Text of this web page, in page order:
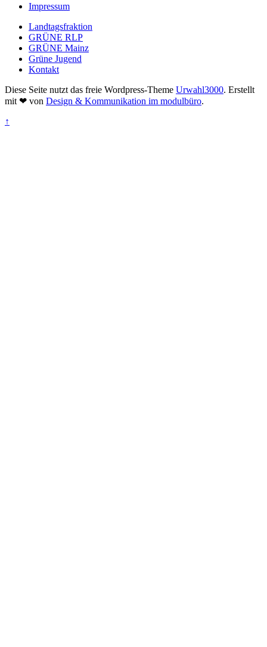
Impressum
Landtagsfraktion
GRÜNE RLP
GRÜNE Mainz
Grüne Jugend
Kontakt
Diese Seite nutzt das freie Wordpress-Theme Urwahl3000. Erstellt
mit ❤ von Design & Kommunikation im modulbüro.
↑